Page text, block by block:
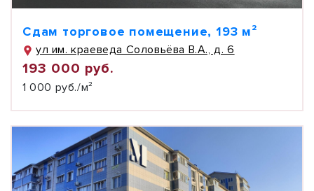
Сдам торговое помещение, 193 м²
ул им. краеведа Соловьёва В.А., д. 6
193 000 руб.
1 000 руб./м²